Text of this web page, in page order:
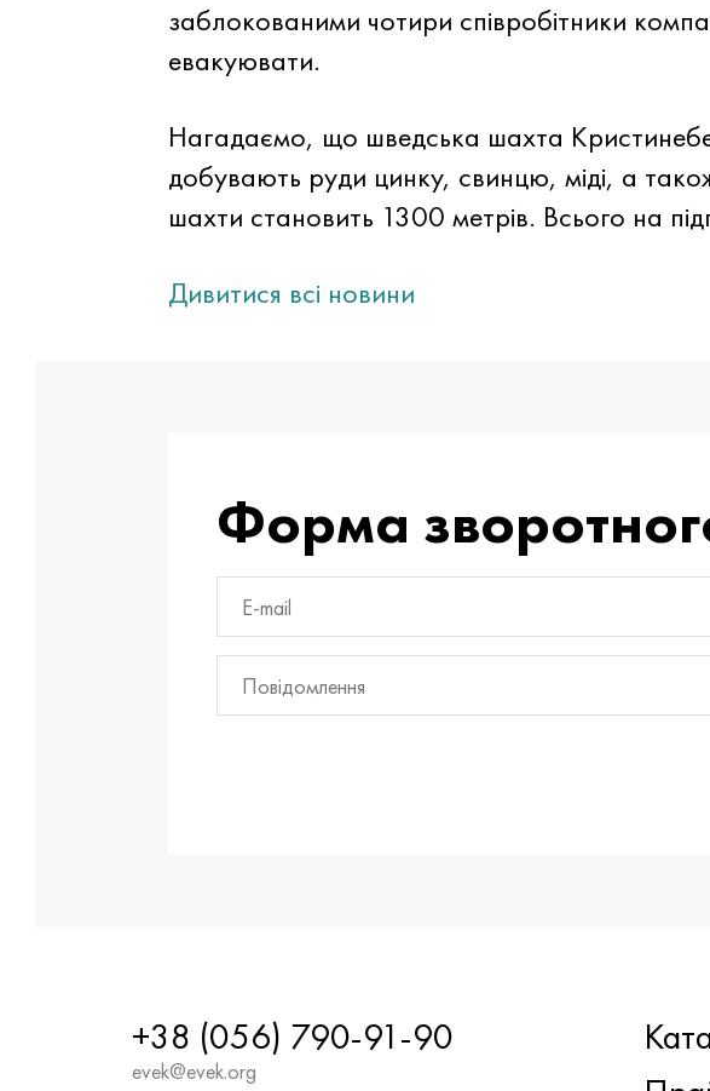
заблокованими чотири співробітники
евакуювати.
Нагадаємо, що шведська шахта
добувають руди цинку, свинцю, міді, а
шахти становить 1300 метрів. Всього на
Дивитися всі новини
Форма
+38 (056) 790-91-90
evek@evek.org